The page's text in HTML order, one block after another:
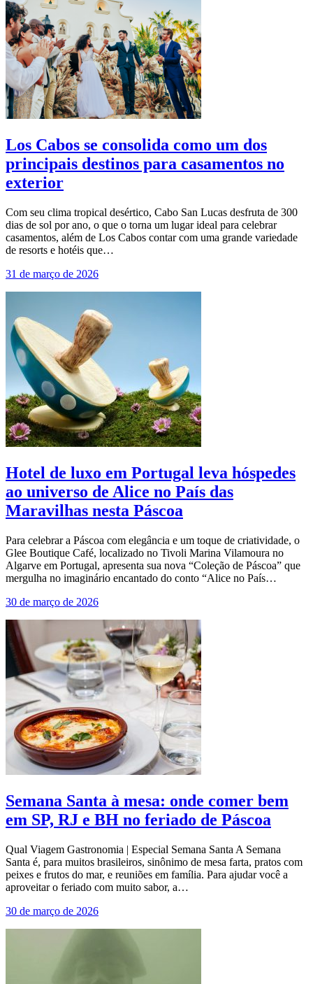
Los Cabos se consolida como um dos
principais destinos para casamentos no
exterior
Com seu clima tropical desértico, Cabo San Lucas desfruta de 300
dias de sol por ano, o que o torna um lugar ideal para celebrar
casamentos, além de Los Cabos contar com uma grande variedade
de resorts e hotéis que…
31 de março de 2026
Hotel de luxo em Portugal leva hóspedes
ao universo de Alice no País das
Maravilhas nesta Páscoa
Para celebrar a Páscoa com elegância e um toque de criatividade, o
Glee Boutique Café, localizado no Tivoli Marina Vilamoura no
Algarve em Portugal, apresenta sua nova “Coleção de Páscoa” que
mergulha no imaginário encantado do conto “Alice no País…
30 de março de 2026
Semana Santa à mesa: onde comer bem
em SP, RJ e BH no feriado de Páscoa
Qual Viagem Gastronomia | Especial Semana Santa A Semana
Santa é, para muitos brasileiros, sinônimo de mesa farta, pratos com
peixes e frutos do mar, e reuniões em família. Para ajudar você a
aproveitar o feriado com muito sabor, a…
30 de março de 2026